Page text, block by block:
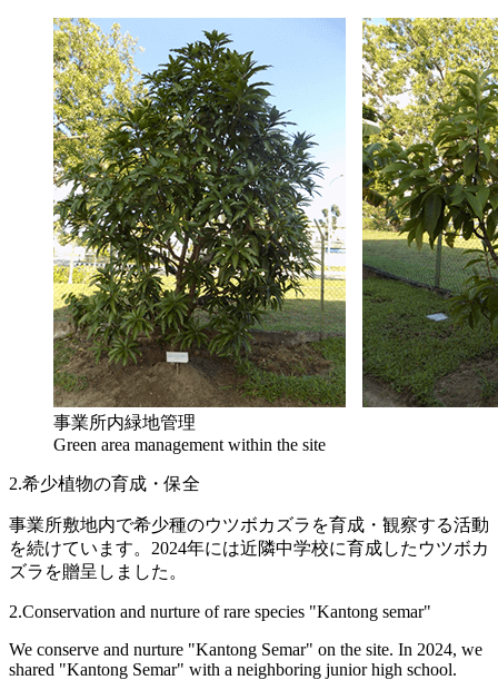
事業所内緑地管理
Green area management within the site
2.希少植物の育成・保全
事業所敷地内で希少種のウツボカズラを育成・観察する活動
を続けています。2024年には近隣中学校に育成したウツボカ
ズラを贈呈しました。
2.Conservation and nurture of rare species "Kantong semar"
We conserve and nurture "Kantong Semar" on the site. In 2024, we
shared "Kantong Semar" with a neighboring junior high school.